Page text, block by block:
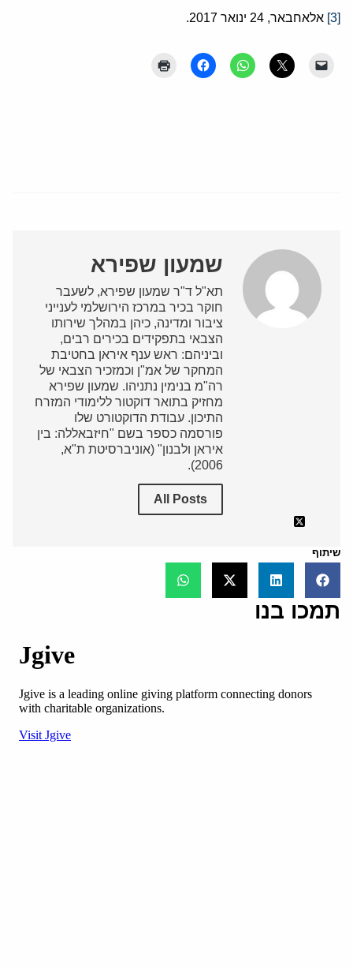
[3] אלאחבאר, 24 ינואר 2017.
שמעון שפירא
תא"ל ד"ר שמעון שפירא, לשעבר
חוקר בכיר במרכז הירושלמי לענייני
ציבור ומדינה, כיהן במהלך שירותו
הצבאי בתפקידים בכירים רבים,
וביניהם: ראש ענף איראן בחטיבת
המחקר של אמ"ן וכמזכיר הצבאי של
רה"מ בנימין נתניהו. שמעון שפירא
מחזיק בתואר דוקטור ללימודי המזרח
התיכון. עבודת הדוקטורט שלו
פורסמה כספר בשם "חיזבאללה: בין
איראן ולבנון" (אוניברסיטת ת"א,
2006).
All Posts
שיתוף
תמכו בנו